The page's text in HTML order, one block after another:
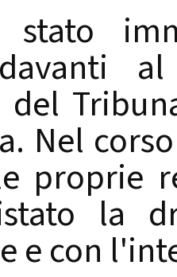
Nel
proprie
la
e con